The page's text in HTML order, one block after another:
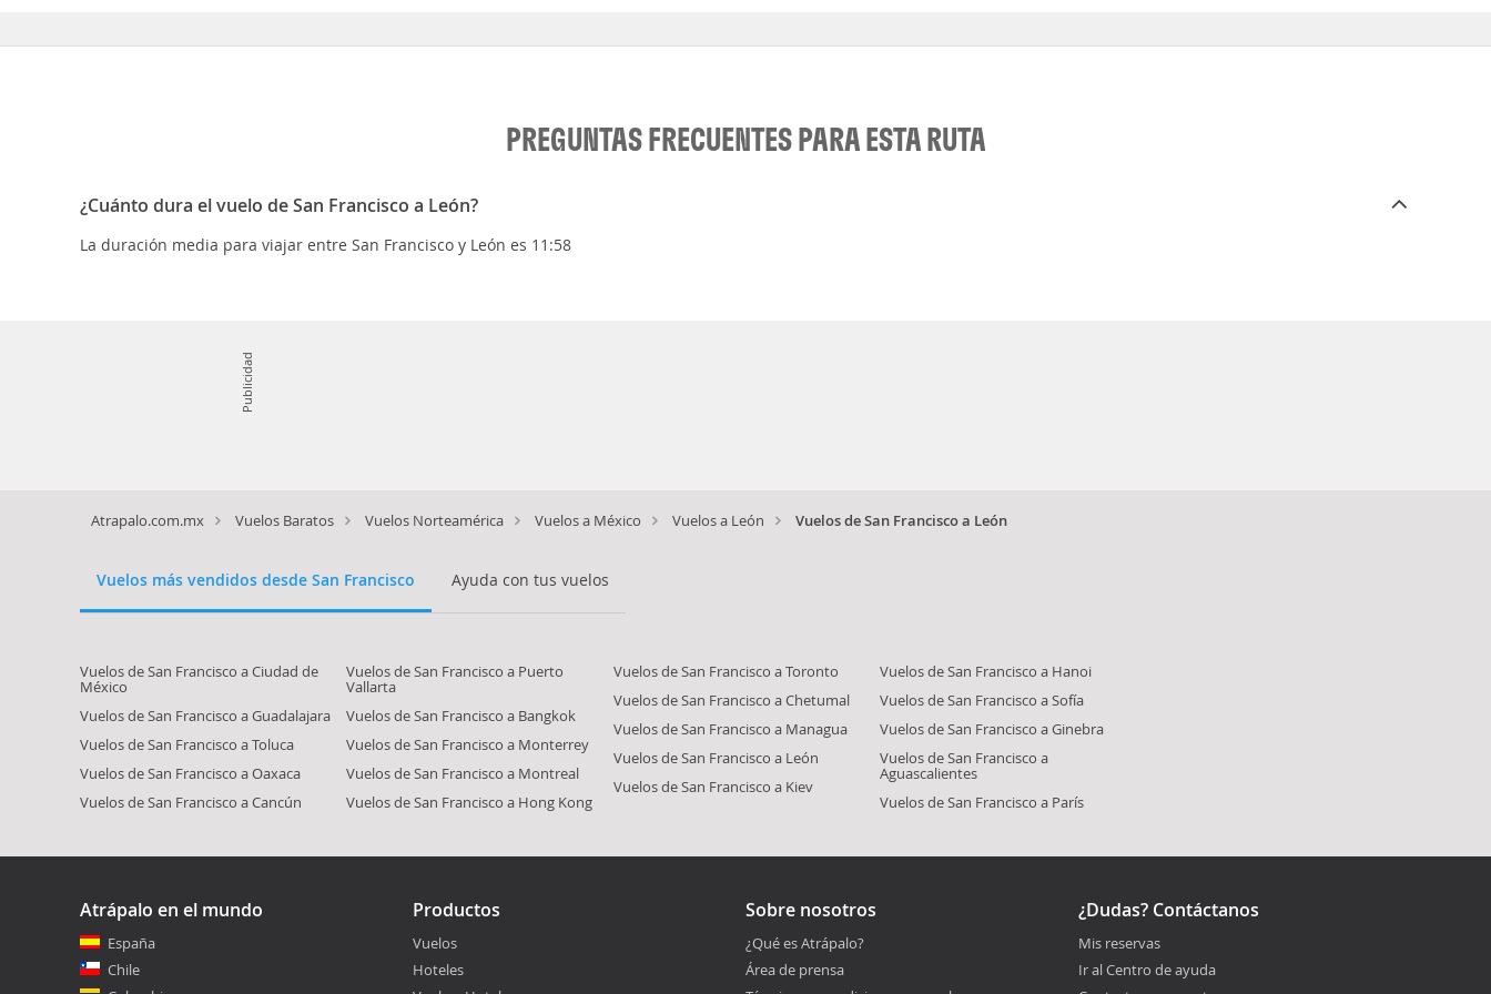
PREGUNTAS FRECUENTES PARA ESTA RUTA
¿Cuánto dura el vuelo de San Francisco a León?
La duración media para viajar entre San Francisco y León es 11:58
Publicidad
Atrapalo.com.mx Vuelos Baratos Vuelos Norteamérica Vuelos a México Vuelos a León Vuelos de San Francisco a León
Vuelos más vendidos desde San Francisco Ayuda con tus vuelos
Vuelos de San Francisco a Ciudad de
México
Vuelos de San Francisco a Guadalajara
Vuelos de San Francisco a Toluca
Vuelos de San Francisco a Oaxaca
Vuelos de San Francisco a Cancún
Vuelos de San Francisco a Puerto
Vallarta
Vuelos de San Francisco a Bangkok
Vuelos de San Francisco a Monterrey
Vuelos de San Francisco a Montreal
Vuelos de San Francisco a Hong Kong
Vuelos de San Francisco a Toronto
Vuelos de San Francisco a Chetumal
Vuelos de San Francisco a Managua
Vuelos de San Francisco a León
Vuelos de San Francisco a Kiev
Vuelos de San Francisco a Hanoi
Vuelos de San Francisco a Sofía
Vuelos de San Francisco a Ginebra
Vuelos de San Francisco a
Aguascalientes
Vuelos de San Francisco a París
Atrápalo en el mundo
España
Chile
Productos
Vuelos
Hoteles
Sobre nosotros
¿Qué es Atrápalo?
Área de prensa
¿Dudas? Contáctanos
Mis reservas
Ir al Centro de ayuda